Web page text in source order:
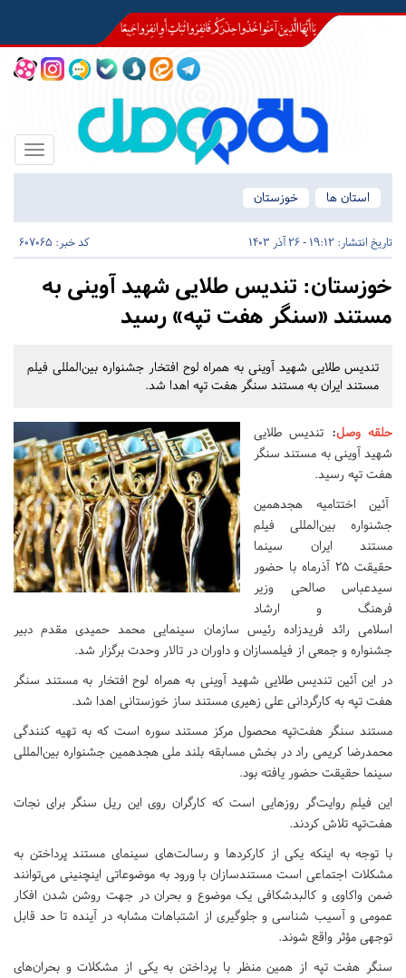
Toggle
استان ها
خوزستان
تاریخ انتشار: 19:12 - 26 آذر 1403 کد خبر: 607065
خوزستان: تندیس طلایی شهید آوینی به
مستند «سنگر هفت تپه» رسید
تندیس طلایی شهید آوینی به همراه لوح افتخار جشنواره بین‌المللی فیلم
مستند ایران به مستند سنگر هفت تپه اهدا شد.
حلقه وصل: تندیس طلایی
شهید آوینی به مستند سنگر
هفت تپه رسید.
آئین اختتامیه هجدهمین
جشنواره بین‌المللی فیلم
مستند ایران سینما
حقیقت ۲۵ آذرماه با حضور
سیدعباس صالحی وزیر
فرهنگ و ارشاد
اسلامی رائد فریدزاده رئیس سازمان سینمایی محمد حمیدی مقدم دبیر
جشنواره و جمعی از فیلمسازان و داوران در تالار وحدت برگزار شد.
در این آئین تندیس طلایی شهید آوینی به همراه لوح افتخار به مستند سنگر
هفت تپه به کارگردانی علی زهیری مستند ساز خوزستانی اهدا شد.
مستند سنگر هفت‌تپه محصول مرکز مستند سوره است که به تهیه کنندگی
محمدرضا کریمی راد در بخش مسابقه بلند ملی هجدهمین جشنواره بین‌المللی
سینما حقیقت حضور یافته بود.
این فیلم روایت‌گر روزهایی است که کارگران روی این ریل سنگر برای نجات
هفت‌تپه تلاش کردند.
با توجه به اینکه یکی از کارکردها و رسالت‌های سینمای مستند پرداختن به
مشکلات اجتماعی است مستندسازان با ورود به موضوعاتی اینچنینی می‌توانند
ضمن واکاوی و کالبدشکافی یک موضوع و بحران در جهت روشن شدن افکار
عمومی و آسیب شناسی و جلوگیری از اشتباهات مشابه در آینده تا حد قابل
توجهی مؤثر واقع شوند.
سنگر هفت تپه از همین منظر با پرداختن به یکی از مشکلات و بحران‌های